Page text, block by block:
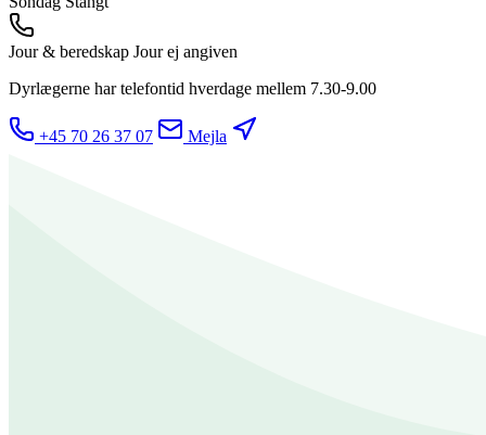
Jour & beredskap Jour ej angiven
Dyrlægerne har telefontid hverdage mellem 7.30-9.00
+45 70 26 37 07 Mejla